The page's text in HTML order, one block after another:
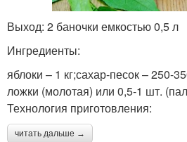
Выход: 2 баночки емкостью 0,5 л
Ингредиенты:
яблоки – 1 кг;сахар-песок – 250-
ложки (молотая) или 0,5-1 шт.
Технология приготовления:
читать дальше →